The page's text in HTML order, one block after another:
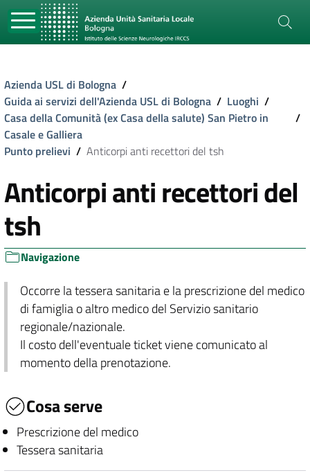
Azienda USL di Bologna /
Guida ai servizi dell'Azienda USL di Bologna / Luoghi /
Casa della Comunità (ex Casa della salute) San Pietro in
Casale e Galliera
/
Punto prelievi / Anticorpi anti recettori del tsh
Anticorpi anti recettori del
tsh
Navigazione
Occorre la tessera sanitaria e la prescrizione del medico
di famiglia o altro medico del Servizio sanitario
regionale/nazionale.
Il costo dell'eventuale ticket viene comunicato al
momento della prenotazione.
Cosa serve
Prescrizione del medico
Tessera sanitaria